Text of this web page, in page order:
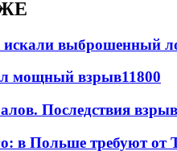
искали выброшенный
мощный взрыв11800
Последствия
в Польше требуют от